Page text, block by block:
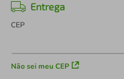
Entrega
CEP
Não sei meu CEP